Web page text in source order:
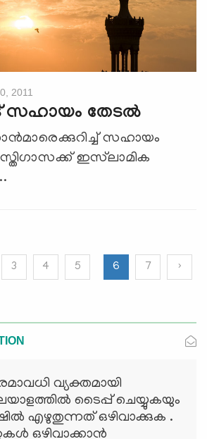
2011
സഹായം തേടല്‍
സഹായം
ഇസ്‌ലാമിക
3 4 5 6 7 ›
വ്യക്തമായി
ടൈപ്പ് ചെയ്യുകയും
എഴുതുന്നത് ഒഴിവാക്കുക .
ഒഴിവാക്കാന്‍